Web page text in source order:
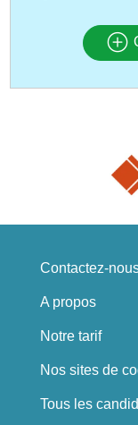
Contactez-
A propos
Notre tarif
Nos sites de
Tous les